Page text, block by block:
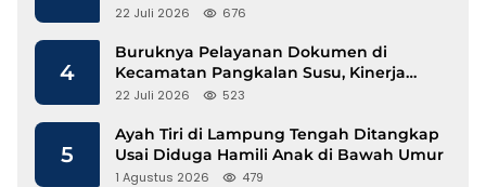
Mengalir
22 Juli 2026 676
4
Buruknya Pelayanan Dokumen di
Kecamatan Pangkalan Susu, Kinerja
Disdukcapil Langkat Disorot
22 Juli 2026 523
5
Ayah Tiri di Lampung Tengah Ditangkap
Usai Diduga Hamili Anak di Bawah Umur
1 Agustus 2026 479